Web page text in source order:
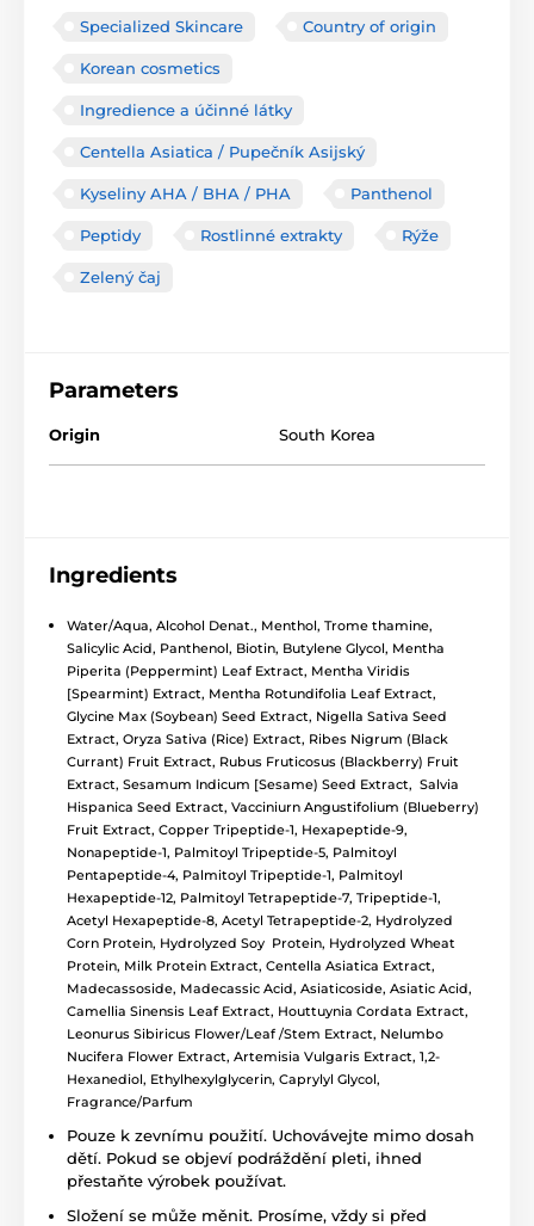
Specialized Skincare Country of origin
Korean cosmetics
Ingredience a účinné látky
Centella Asiatica / Pupečník Asijský
Kyseliny AHA / BHA / PHA Panthenol
Peptidy Rostlinné extrakty Rýže
Zelený čaj
Parameters
Origin South Korea
Ingredients
Water/Aqua, Alcohol Denat., Menthol, Trome thamine,
Salicylic Acid, Panthenol, Biotin, Butylene Glycol, Mentha
Piperita (Peppermint) Leaf Extract, Mentha Viridis
[Spearmint) Extract, Mentha Rotundifolia Leaf Extract,
Glycine Max (Soybean) Seed Extract, Nigella Sativa Seed
Extract, Oryza Sativa (Rice) Extract, Ribes Nigrum (Black
Currant) Fruit Extract, Rubus Fruticosus (Blackberry) Fruit
Extract, Sesamum Indicum [Sesame) Seed Extract, Salvia
Hispanica Seed Extract, Vacciniurn Angustifolium (Blueberry)
Fruit Extract, Copper Tripeptide-1, Hexapeptide-9,
Nonapeptide-1, Palmitoyl Tripeptide-5, Palmitoyl
Pentapeptide-4, Palmitoyl Tripeptide-1, Palmitoyl
Hexapeptide-12, Palmitoyl Tetrapeptide-7, Tripeptide-1,
Acetyl Hexapeptide-8, Acetyl Tetrapeptide-2, Hydrolyzed
Corn Protein, Hydrolyzed Soy Protein, Hydrolyzed Wheat
Protein, Milk Protein Extract, Centella Asiatica Extract,
Madecassoside, Madecassic Acid, Asiaticoside, Asiatic Acid,
Camellia Sinensis Leaf Extract, Houttuynia Cordata Extract,
Leonurus Sibiricus Flower/Leaf /Stem Extract, Nelumbo
Nucifera Flower Extract, Artemisia Vulgaris Extract, 1,2-
Hexanediol, Ethylhexylglycerin, Caprylyl Glycol,
Fragrance/Parfum
Pouze k zevnímu použití. Uchovávejte mimo dosah
dětí. Pokud se objeví podráždění pleti, ihned
přestaňte výrobek používat.
Složení se může měnit. Prosíme, vždy si před